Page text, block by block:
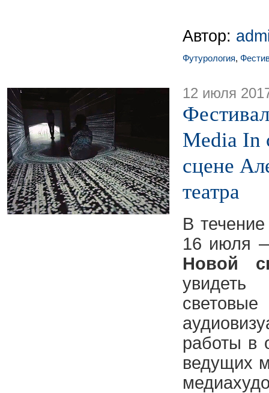
Автор:
Футурология,
12 июля
Media In
сцене
театра
В
16 июля
Новой
работы в
ведущих